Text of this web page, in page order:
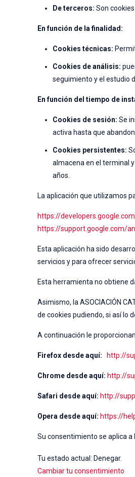
De terceros: Son
En función de la finalidad:
Cookies técnicas:
Cookies de análisis:
seguimiento y el estudio
En función del tiempo de
Cookies de sesión: Se
activa hasta que
Cookies persistentes:
almacena en el terminal
años.
La aplicación que utilizamos
https://
https://support.google.com/
Esta aplicación ha sido
servicios y para ofrecer
Esta herramienta no obtiene
Asimismo, la ASOCIACIÓN
de cookies pudiendo, si así lo
A continuación le
Firefox desde aquí: http://
Chrome desde aquí: http://
Safari desde aquí: http://
Opera desde aquí: https://
Su consentimiento se aplica a
Tu estado actual: Denegar.
Cambiar tu consentimiento